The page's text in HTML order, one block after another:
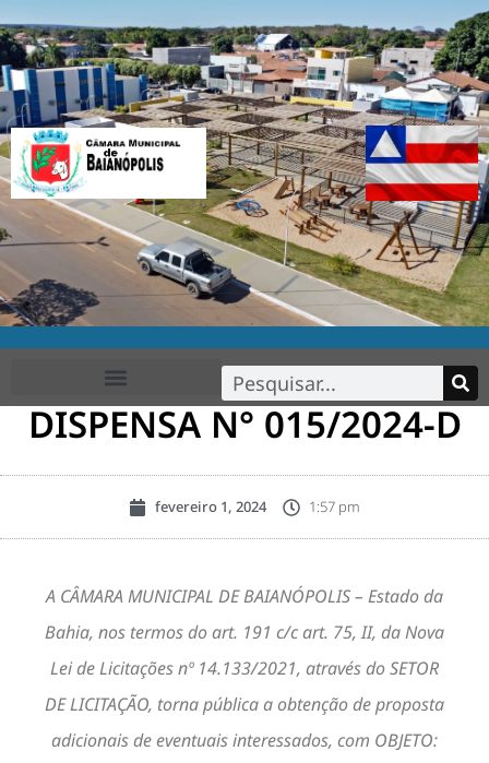
DISPENSA N° 015/2024-D
fevereiro 1, 2024 1:57 pm
A CÂMARA MUNICIPAL DE BAIANÓPOLIS – Estado da
Bahia, nos termos do art. 191 c/c art. 75, II, da Nova
Lei de Licitações nº 14.133/2021, através do SETOR
DE LICITAÇÃO, torna pública a obtenção de proposta
adicionais de eventuais interessados, com OBJETO: